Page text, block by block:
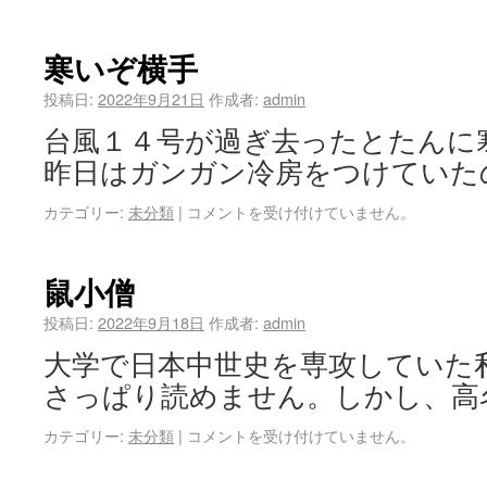
寒いぞ横手
投稿日: 2022年9月21日 作成者: admin
台風１４号が過ぎ去ったとたん
昨日はガンガン冷房をつけてい
カテゴリー: 未分類 | コメントを受け付けていません。
鼠小僧
投稿日: 2022年9月18日 作成者: admin
大学で日本中世史を専攻してい
さっぱり読めません。しかし、
カテゴリー: 未分類 | コメントを受け付けていません。